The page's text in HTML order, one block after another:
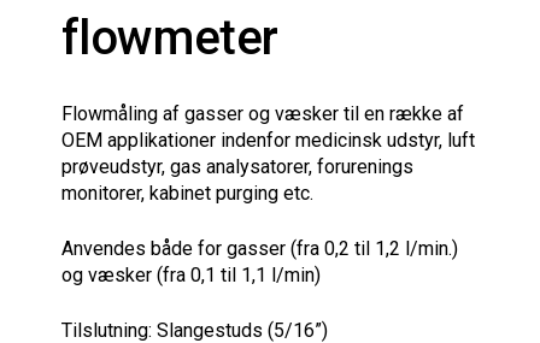
flowmeter
Flowmåling af gasser og væsker til en række af
OEM applikationer indenfor medicinsk udstyr, luft
prøveudstyr, gas analysatorer, forurenings
monitorer, kabinet purging etc.
Anvendes både for gasser (fra 0,2 til 1,2 l/min.)
og væsker (fra 0,1 til 1,1 l/min)
Tilslutning: Slangestuds (5/16”)